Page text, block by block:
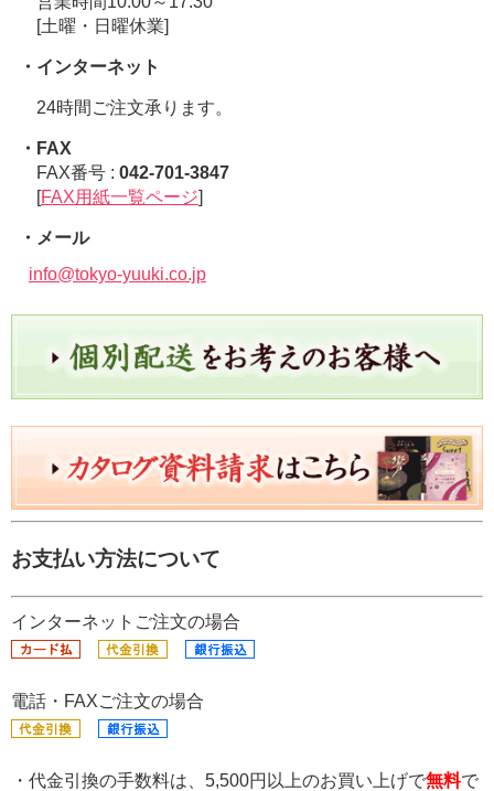
[土曜・日曜休業]
・インターネット
24時間ご注文承ります。
・FAX
FAX番号 : 042-701-3847
[FAX用紙一覧ページ]
・メール
info@tokyo-yuuki.co.jp
お支払い方法について
インターネットご注文の場合
電話・FAXご注文の場合
・代金引換の手数料は、5,500円以上のお買い上げで無料で